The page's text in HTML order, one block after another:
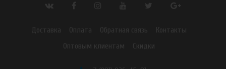
Доставка Оплата Обратная связь
Контакты
Оптовым клиентам
Скидки